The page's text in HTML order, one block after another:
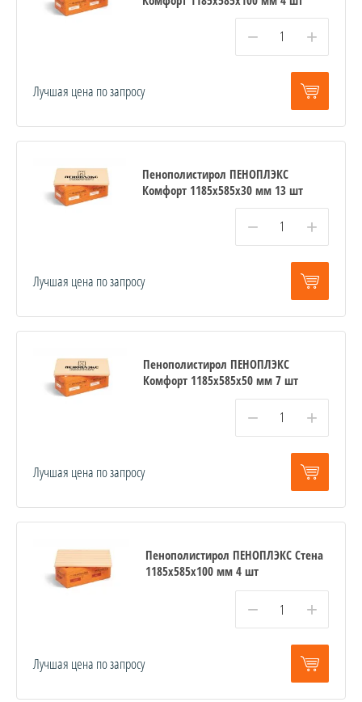
− +
Лучшая цена по запросу
Пенополистирол ПЕНОПЛЭКС
Комфорт 1185х585х30 мм 13 шт
− +
Лучшая цена по запросу
Пенополистирол ПЕНОПЛЭКС
Комфорт 1185х585х50 мм 7 шт
− +
Лучшая цена по запросу
Пенополистирол ПЕНОПЛЭКС Стена
1185х585х100 мм 4 шт
− +
Лучшая цена по запросу